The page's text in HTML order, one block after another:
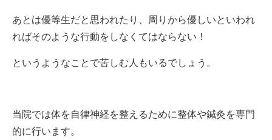
あとは優等生だと思われたり、周りから優しいといわれ
ればそのような行動をしなくてはならない！
というようなことで苦しむ人もいるでしょう。
当院では体を自律神経を整えるために整体や鍼灸を専門
的に行います。